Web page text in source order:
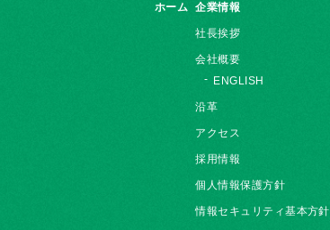
ホーム 企業情報
社長挨拶
会社概要
ENGLISH
沿革
アクセス
採用情報
個人情報保護方針
情報セキュリティ基本方針